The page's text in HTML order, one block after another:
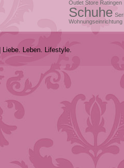
Outlet Store Ratingen
Schuhe
Wohnungseinrichtung
| Liebe. Leben. Lifestyle.